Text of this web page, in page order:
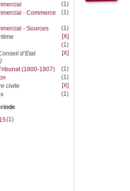
(1)
- Commerce
(1)
- Sources
(1)
[X]
(1)
d’Etat
[X]
(1800-1807)
(1)
(1)
civile
[X]
(1)
(1)